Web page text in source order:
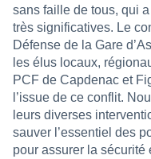
sans faille de tous, qui
très significatives. Le
Défense de la Gare
les élus locaux,
PCF de Capdenac et
l’issue de ce conflit.
leurs diverses
sauver l’essentiel des
pour assurer la